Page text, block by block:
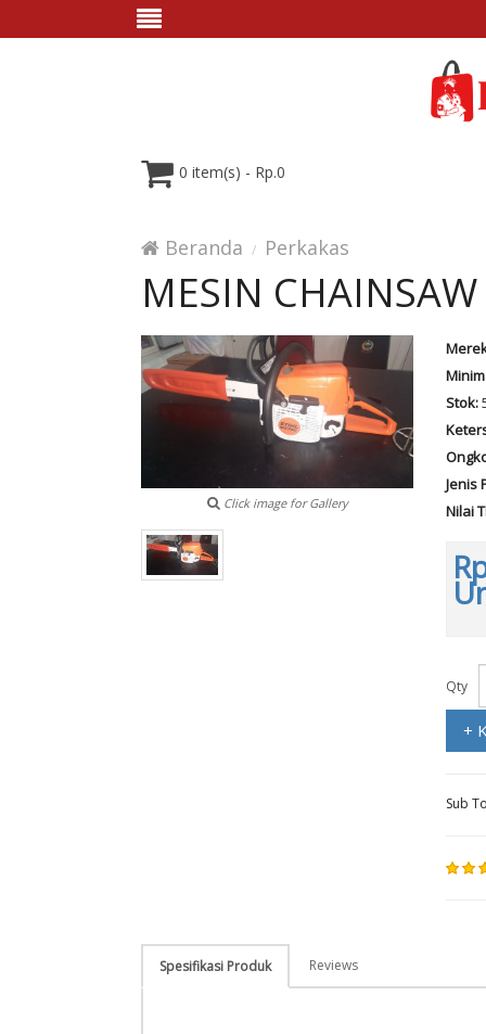
0 item(s) - Rp.0
Beranda Perkakas
MESIN CHAINSAW
Click image for Gallery
Stok:
Jenis
Nilai
Qty
+
Sub
Spesifikasi Produk Reviews